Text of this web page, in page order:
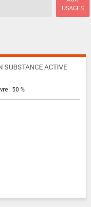
USAGES
SUBSTANCE ACTIVE
: 50 %